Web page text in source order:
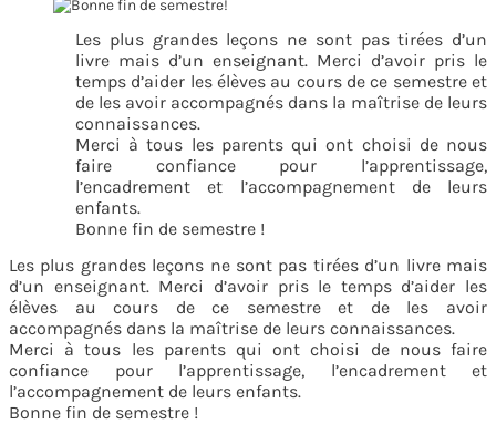
Les plus grandes leçons ne sont pas tirées d’un
livre mais d’un enseignant. Merci d’avoir pris le
temps d’aider les élèves au cours de ce semestre et
de les avoir accompagnés dans la maîtrise de leurs
connaissances.
Merci à tous les parents qui ont choisi de nous
faire confiance pour l’apprentissage,
l’encadrement et l’accompagnement de leurs
enfants.
Bonne fin de semestre !
Les plus grandes leçons ne sont pas tirées d’un livre mais
d’un enseignant. Merci d’avoir pris le temps d’aider les
élèves au cours de ce semestre et de les avoir
accompagnés dans la maîtrise de leurs connaissances.
Merci à tous les parents qui ont choisi de nous faire
confiance pour l’apprentissage, l’encadrement et
l’accompagnement de leurs enfants.
Bonne fin de semestre !